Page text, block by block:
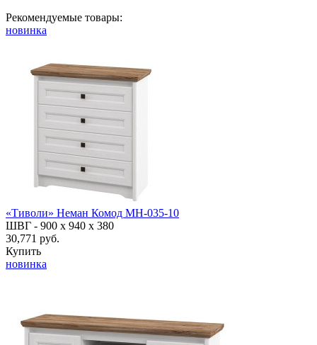
Рекомендуемые товары:
новинка
«Тиволи» Неман Комод МН-035-10
ШВГ - 900 х 940 х 380
30,771 руб.
Купить
новинка